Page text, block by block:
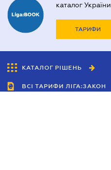
каталог України
ТАРИФИ
КАТАЛОГ РІШЕНЬ
ВСІ ТАРИФИ ЛІГА:ЗАКОН